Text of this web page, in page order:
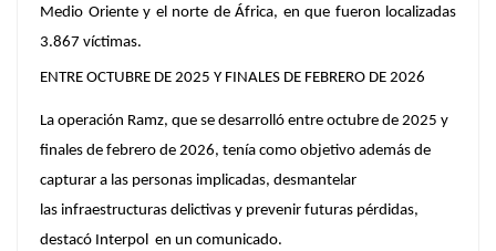
Medio Oriente y el norte de África, en que fueron localizadas
3.867 víctimas.
ENTRE OCTUBRE DE 2025 Y FINALES DE FEBRERO DE 2026
La operación Ramz, que se desarrolló entre octubre de 2025 y
finales de febrero de 2026, tenía como objetivo además de
capturar a las personas implicadas, desmantelar
las infraestructuras delictivas y prevenir futuras pérdidas,
destacó Interpol en un comunicado.